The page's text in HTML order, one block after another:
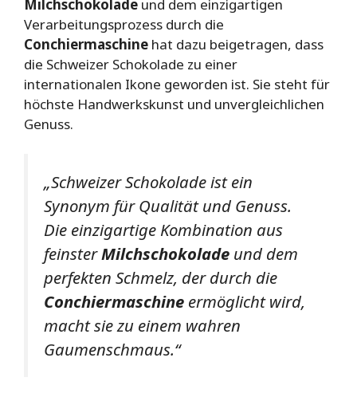
Milchschokolade und dem einzigartigen
Verarbeitungsprozess durch die
Conchiermaschine hat dazu beigetragen, dass
die Schweizer Schokolade zu einer
internationalen Ikone geworden ist. Sie steht für
höchste Handwerkskunst und unvergleichlichen
Genuss.
„Schweizer Schokolade ist ein
Synonym für Qualität und Genuss.
Die einzigartige Kombination aus
feinsterMilchschokolade und dem
perfekten Schmelz, der durch die
Conchiermaschine ermöglicht wird,
macht sie zu einem wahren
Gaumenschmaus.“